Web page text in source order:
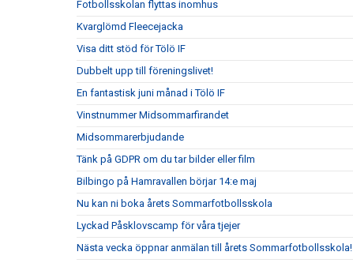
Fotbollsskolan flyttas inomhus
Kvarglömd Fleecejacka
Visa ditt stöd för Tölö IF
Dubbelt upp till föreningslivet!
En fantastisk juni månad i Tölö IF
Vinstnummer Midsommarfirandet
Midsommarerbjudande
Tänk på GDPR om du tar bilder eller film
Bilbingo på Hamravallen börjar 14:e maj
Nu kan ni boka årets Sommarfotbollsskola
Lyckad Påsklovscamp för våra tjejer
Nästa vecka öppnar anmälan till årets Sommarfotbollsskola!